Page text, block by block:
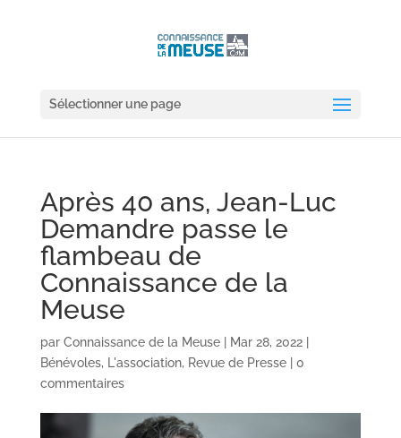
Sélectionner une page
Après 40 ans, Jean-Luc
Demandre passe le
flambeau de
Connaissance de la
Meuse
par Connaissance de la Meuse| Mar 28, 2022|
Bénévoles, L'association, Revue de Presse| 0
commentaires